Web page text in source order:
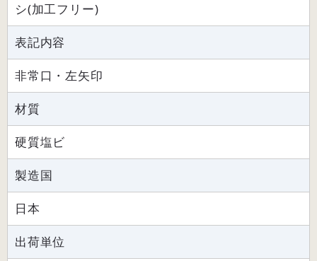
シ(加工フリー)
表記内容
非常口・左矢印
材質
硬質塩ビ
製造国
日本
出荷単位